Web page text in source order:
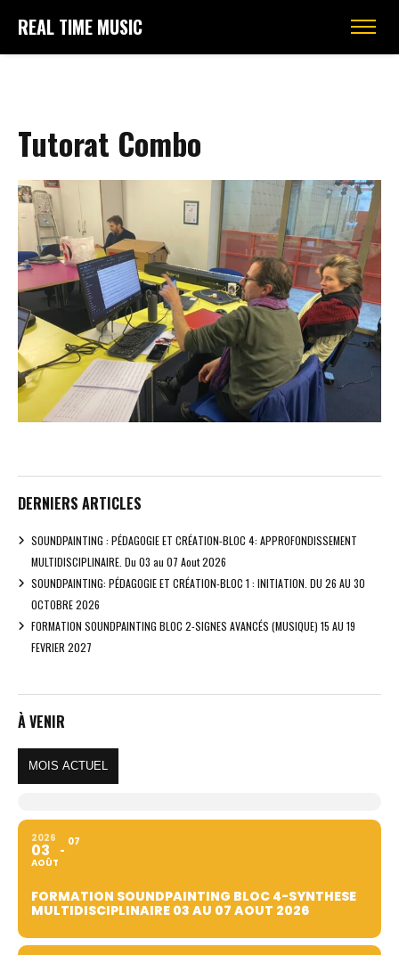
REAL TIME MUSIC
Tutorat Combo
DERNIERS ARTICLES
SOUNDPAINTING : PÉDAGOGIE ET CRÉATION-BLOC 4: APPROFONDISSEMENT
MULTIDISCIPLINAIRE. Du 03 au 07 Aout 2026
SOUNDPAINTING: PÉDAGOGIE ET CRÉATION-BLOC 1 : INITIATION. DU 26 AU 30
OCTOBRE 2026
FORMATION SOUNDPAINTING BLOC 2-SIGNES AVANCÉS (MUSIQUE) 15 AU 19
FEVRIER 2027
À VENIR
MOIS ACTUEL
2026
03
AOÛT
07
FORMATION SOUNDPAINTING BLOC 4-SYNTHESE
MULTIDISCIPLINAIRE 03 AU 07 AOUT 2026